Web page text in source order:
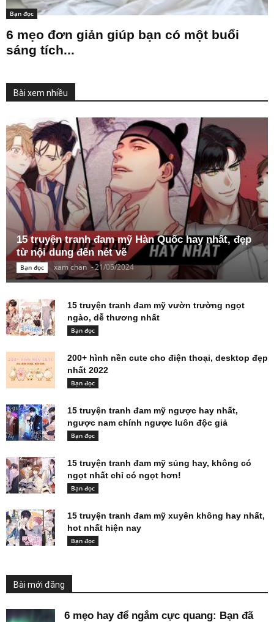
Bạn đọc
6 mẹo đơn giản giúp bạn có một buổi
sáng tích...
Bài xem nhiều
15 truyện tranh đam mỹ Hàn Quốc hay nhất, đẹp
từ nội dung đến nét vẽ
Bạn đọc xam chan -21/05/2024
15 truyện tranh đam mỹ vườn trường ngọt
ngào, dễ thương nhất
Bạn đọc
200+ hình nền cute cho điện thoại, desktop đẹp
nhất 2022
Bạn đọc
15 truyện tranh đam mỹ ngược hay nhất,
ngược nam chính ngược luôn độc giả
Bạn đọc
15 truyện tranh đam mỹ sủng hay, không có
ngọt nhất chỉ có ngọt hơn!
Bạn đọc
15 truyện tranh đam mỹ xuyên không hay nhất,
hot nhất hiện nay
Bạn đọc
Bài mới đăng
6 mẹo hay để ngắm cực quang: Bạn đã